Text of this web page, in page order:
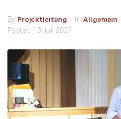
By Projektleitung In Allgemein,
Posted 13. Juli 2021